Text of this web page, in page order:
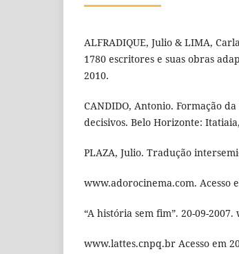
ALFRADIQUE, Julio & LIMA,
1780 escritores e suas obras
2010.
CANDIDO, Antonio. Formação
decisivos. Belo Horizonte:
PLAZA, Julio. Tradução
www.adorocinema.com. Acesso
“A história sem fim”. 20-09-
www.lattes.cnpq.br Acesso em